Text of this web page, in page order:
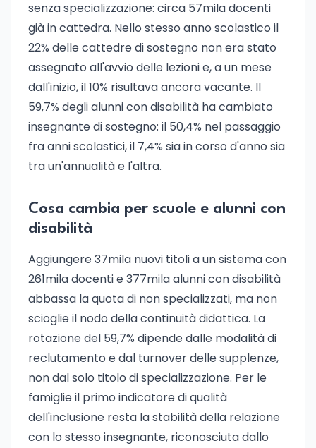
senza specializzazione: circa 57mila docenti
già in cattedra. Nello stesso anno scolastico il
22% delle cattedre di sostegno non era stato
assegnato all'avvio delle lezioni e, a un mese
dall'inizio, il 10% risultava ancora vacante. Il
59,7% degli alunni con disabilità ha cambiato
insegnante di sostegno: il 50,4% nel passaggio
fra anni scolastici, il 7,4% sia in corso d'anno sia
tra un'annualità e l'altra.
Cosa cambia per scuole e alunni con
disabilità
Aggiungere 37mila nuovi titoli a un sistema con
261mila docenti e 377mila alunni con disabilità
abbassa la quota di non specializzati, ma non
scioglie il nodo della continuità didattica. La
rotazione del 59,7% dipende dalle modalità di
reclutamento e dal turnover delle supplenze,
non dal solo titolo di specializzazione. Per le
famiglie il primo indicatore di qualità
dell'inclusione resta la stabilità della relazione
con lo stesso insegnante, riconosciuta dallo